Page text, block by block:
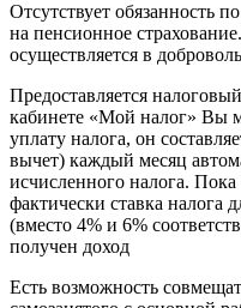
Отсутствует обязанность
на пенсионное
осуществляется в
Предоставляется
кабинете «Мой налог» Вы
уплату налога, он
вычет) каждый месяц
исчисленного налога. Пока
фактически ставка налога
(вместо 4% и 6%
получен доход
Есть возможность